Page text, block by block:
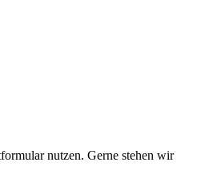
nutzen. Gerne stehen wir